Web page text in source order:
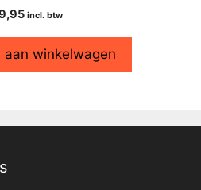
incl. btw
aan winkelwagen